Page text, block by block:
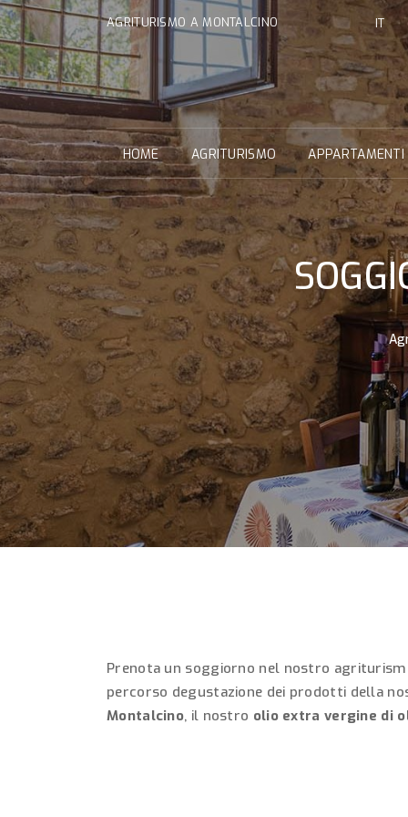
AGRITURISMO A MONTALCINO IT
HOME AGRITURISMO APPARTAMENTI
Prenota un soggiorno nel nostro
percorso degustazione dei prodotti della
Montalcino, il nostro olio extra vergine di